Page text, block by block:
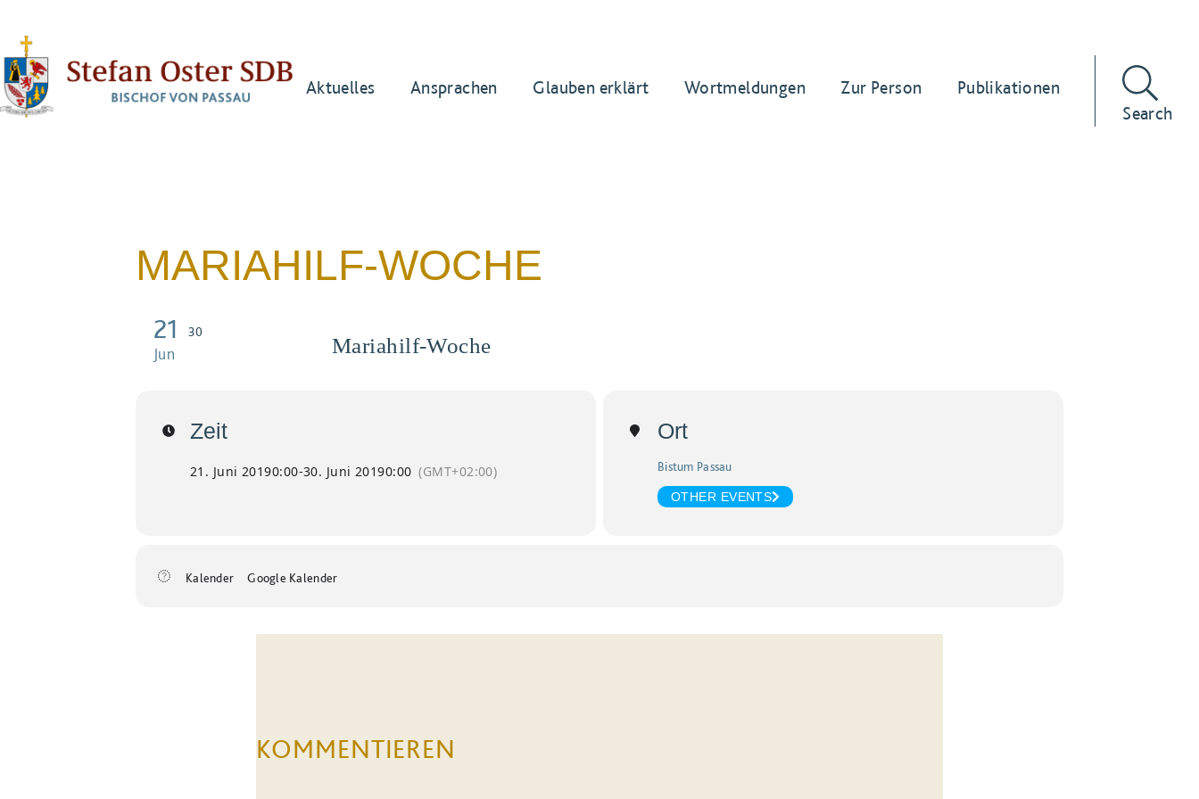
Aktuelles Ansprachen Glauben erklärt Wortmeldungen Zur Person
Publikationen
Search
MARIAHILF-WOCHE
21
Jun
30
Mariahilf-Woche
Zeit
21. Juni 20190:00-30. Juni 20190:00 (GMT+02:00)
Ort
Bistum Passau
OTHER EVENTS
Kalender Google Kalender
KOMMENTIEREN